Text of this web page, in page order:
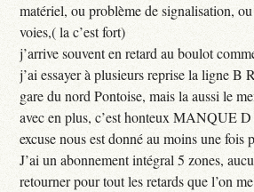
matériel, ou problème de signalisation,
voies,( la c’est fort)
j’arrive souvent en retard au boulot
j’ai essayer à plusieurs reprise la ligne B
gare du nord Pontoise, mais la aussi le
avec en plus, c’est honteux MANQUE
excuse nous est donné au moins une fois
J’ai un abonnement intégral 5 zones,
retourner pour tout les retards que l’on